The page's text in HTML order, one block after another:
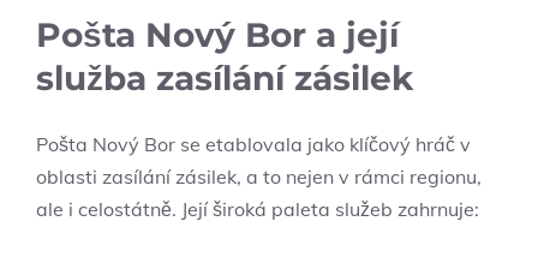
Pošta Nový Bor a její
služba zasílání zásilek
Pošta Nový Bor se etablovala jako klíčový hráč v
oblasti zasílání zásilek, a to nejen v rámci regionu,
ale i celostátně. Její široká paleta​ služeb zahrnuje: